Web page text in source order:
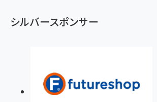
シルバースポンサー